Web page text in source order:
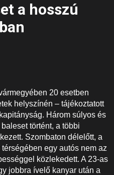
a hosszú
20 esetben
helyszínén – tájékoztatott
Három súlyos és
történt, a többi
Szombaton délelőtt, a
egy autós nem az
közlekedett. A 23-as
jobbra ívelő kanyar után a